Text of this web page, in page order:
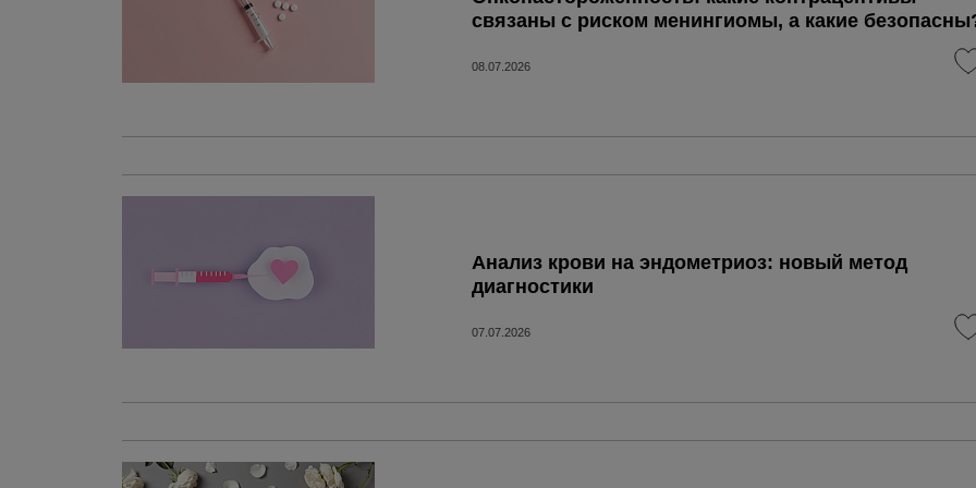
связаны с риском менингиомы, а какие
08.07.2026
Анализ крови на эндометриоз: новый метод
диагностики
07.07.2026